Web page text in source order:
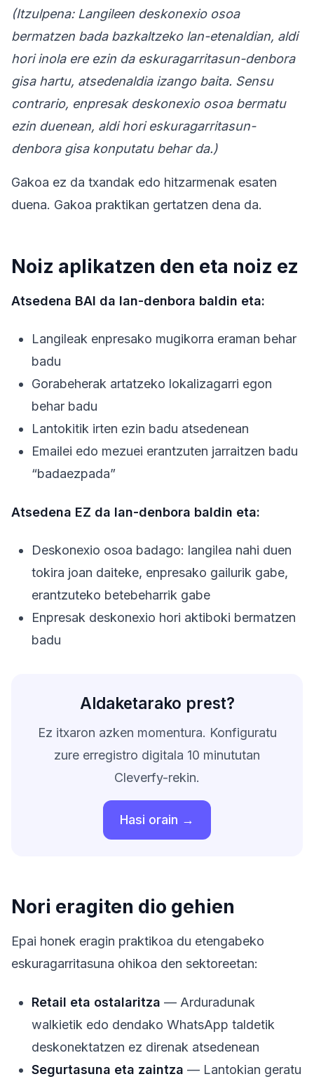
(Itzulpena: Langileen deskonexio osoa
bermatzen bada bazkaltzeko lan-etenaldian, aldi
hori inola ere ezin da eskuragarritasun-denbora
gisa hartu, atsedenaldia izango baita. Sensu
contrario, enpresak deskonexio osoa bermatu
ezin duenean, aldi hori eskuragarritasun-
denbora gisa konputatu behar da.)
Gakoa ez da txandak edo hitzarmenak esaten
duena. Gakoa praktikan gertatzen dena da.
Noiz aplikatzen den eta noiz ez
Atsedena BAI da lan-denbora baldin eta:
Langileak enpresako mugikorra eraman behar
badu
Gorabeherak artatzeko lokalizagarri egon
behar badu
Lantokitik irten ezin badu atsedenean
Emailei edo mezuei erantzuten jarraitzen badu
“badaezpada”
Atsedena EZ da lan-denbora baldin eta:
Deskonexio osoa badago: langilea nahi duen
tokira joan daiteke, enpresako gailurik gabe,
erantzuteko betebeharrik gabe
Enpresak deskonexio hori aktiboki bermatzen
badu
Aldaketarako prest?
Ez itxaron azken momentura. Konfiguratu
zure erregistro digitala 10 minututan
Cleverfy-rekin.
Hasi orain →
Nori eragiten dio gehien
Epai honek eragin praktikoa du etengabeko
eskuragarritasuna ohikoa den sektoreetan:
Retail eta ostalaritza — Arduradunak
walkietik edo dendako WhatsApp taldetik
deskonektatzen ez direnak atsedenean
Segurtasuna eta zaintza — Lantokian geratu